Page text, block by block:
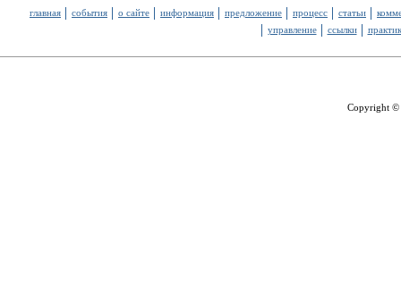
главная события о сайте информация предложение процесс статьи
управление
ссылки
Copyright ©